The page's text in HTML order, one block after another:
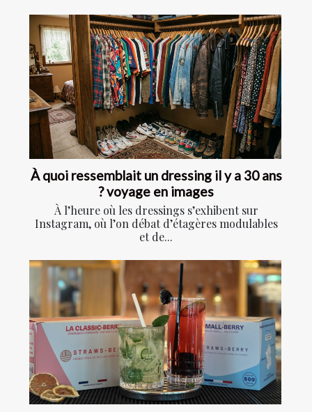
À quoi ressemblait un dressing il y a 30 ans
? voyage en images
À l’heure où les dressings s’exhibent sur
Instagram, où l’on débat d’étagères modulables
et de...